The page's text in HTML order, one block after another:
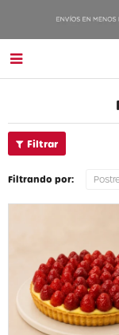

Filtrando por: